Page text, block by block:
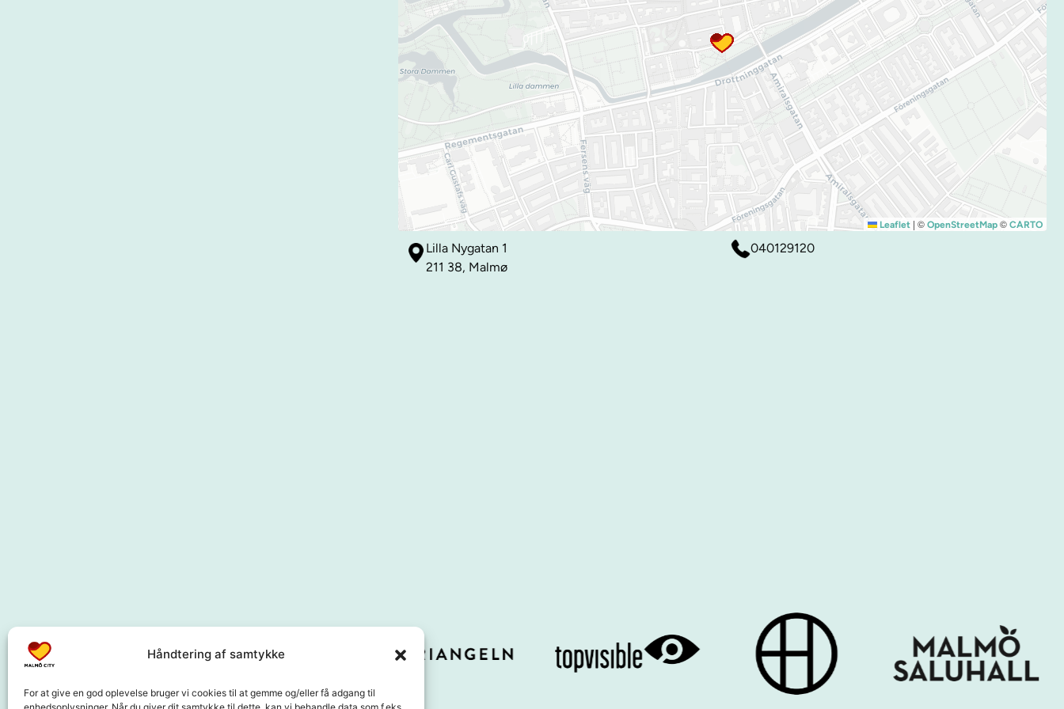
Håndtering af samtykke
For at give en god oplevelse bruger vi cookies til at gemme og/eller få adgang til
Leaflet | © OpenStreetMap © CARTO
Lilla Nygatan 1
211 38, Malmø
040129120
Samarbejdspartnere